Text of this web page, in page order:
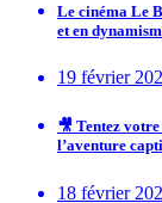
Le cinéma Le
et en
19 février
🎥 Tentez
l’aventure
18 février